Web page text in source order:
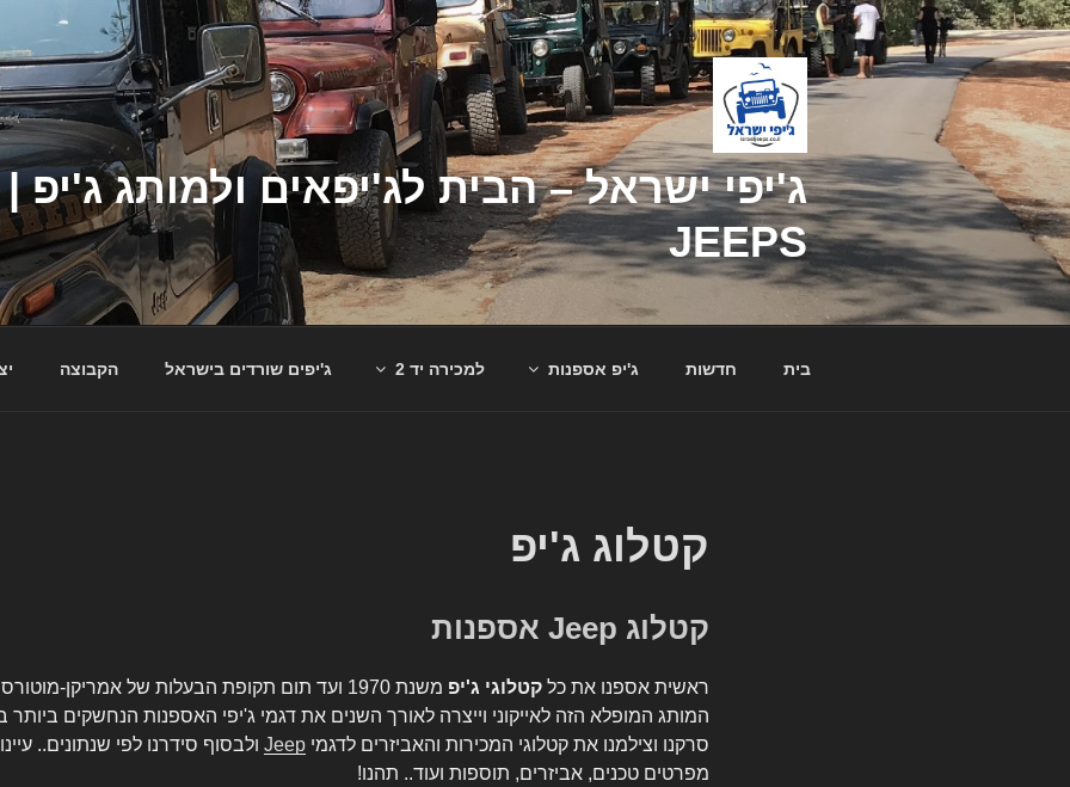
דילוג
לתוכן
JEEPS
בית חדשות ג'יפ אספנות למכירה יד 2 ג'יפים שורדים בישראל הקבוצה
קטלוג ג'יפ
קטלוג Jeep אספנות
ראשית אספנו את כל קטלוגי ג'יפ
משנת 1970 ועד תום תקופת הבעלות של אמריקן-
המותג המופלא הזה לאייקוני וייצרה לאורך השנים את דגמי ג'יפי האספנות הנחשקים
סרקנו וצילמנו את קטלוגי המכירות והאביזרים לדגמי Jeep ולבסוף סידרנו לפי שנתונים..
מפרטים טכנים, אביזרים, תוספות ועוד.. תהנו!